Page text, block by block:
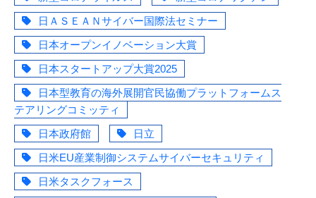
日ＡＳＥＡＮサイバー国際法セミナー
日本オープンイノベーション大賞
日本スタートアップ大賞2025
日本型教育の海外展開官民協働プラットフォームス
テアリングコミッティ
日本政府館
日立
日米EU産業制御システムサイバーセキュリティ
日米タスクフォース